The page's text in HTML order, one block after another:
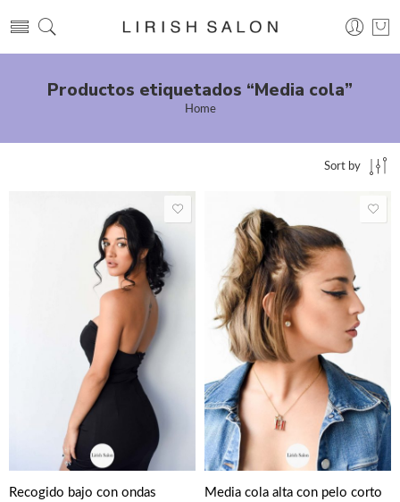
Productos etiquetados “Media cola”
Home
Sort by
Recogido bajo con ondas Media cola alta con pelo corto